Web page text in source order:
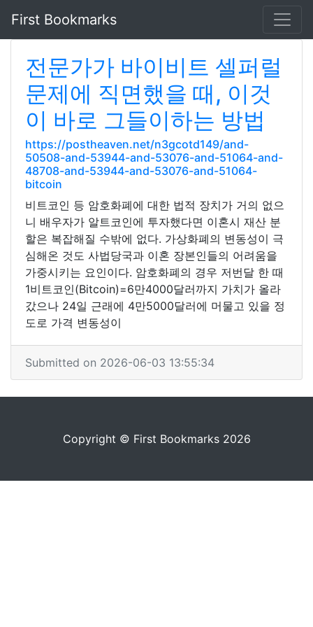
First Bookmarks
전문가가 바이비트 셀퍼럴
문제에 직면했을 때, 이것
이 바로 그들이하는 방법
https://postheaven.net/n3gcotd149/and-
50508-and-53944-and-53076-and-51064-and-
48708-and-53944-and-53076-and-51064-
bitcoin
비트코인 등 암호화폐에 대한 법적 장치가 거의 없으
니 배우자가 알트코인에 투자했다면 이혼시 재산 분
할은 복잡해질 수밖에 없다. 가상화폐의 변동성이 극
심해온 것도 사법당국과 이혼 장본인들의 어려움을
가중시키는 요인이다. 암호화폐의 경우 저번달 한 때
1비트코인(Bitcoin)=6만4000달러까지 가치가 올라
갔으나 24일 근래에 4만5000달러에 머물고 있을 정
도로 가격 변동성이
Submitted on 2026-06-03 13:55:34
Copyright © First Bookmarks 2026